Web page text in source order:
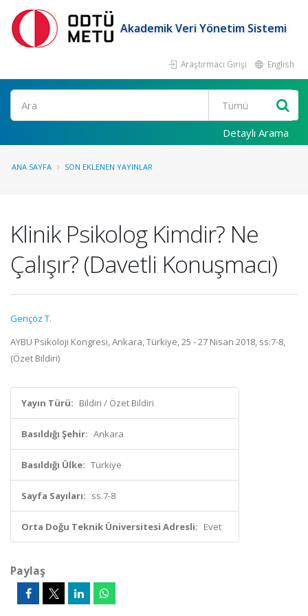
Akademik Veri Yönetim Sistemi
Araştırmacı Girişi English
Ara
Detaylı Arama
ANA SAYFA SON EKLENEN YAYINLAR
Klinik Psikolog Kimdir? Ne
Çalışır? (Davetli Konuşmacı)
Gençöz T.
AYBÜ Psikoloji Kongresi, Ankara, Türkiye, 25 - 27 Nisan 2018, ss.7-8,
(Özet Bildiri)
Yayın Türü: Bildiri / Özet Bildiri
Basıldığı Şehir: Ankara
Basıldığı Ülke: Türkiye
Sayfa Sayıları: ss.7-8
Orta Doğu Teknik Üniversitesi Adresli: Evet
Paylaş